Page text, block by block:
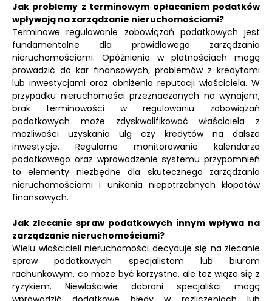
Jak problemy z terminowym opłacaniem podatków
wpływają na zarządzanie nieruchomościami?
Terminowe regulowanie zobowiązań podatkowych jest
fundamentalne dla prawidłowego zarządzania
nieruchomościami. Opóźnienia w płatnościach mogą
prowadzić do kar finansowych, problemów z kredytami
lub inwestycjami oraz obniżenia reputacji właściciela. W
przypadku nieruchomości przeznaczonych na wynajem,
brak terminowości w regulowaniu zobowiązań
podatkowych może zdyskwalifikować właściciela z
możliwości uzyskania ulg czy kredytów na dalsze
inwestycje. Regularne monitorowanie kalendarza
podatkowego oraz wprowadzenie systemu przypomnień
to elementy niezbędne dla skutecznego zarządzania
nieruchomościami i unikania niepotrzebnych kłopotów
finansowych.
Jak zlecanie spraw podatkowych innym wpływa na
zarządzanie nieruchomościami?
Wielu właścicieli nieruchomości decyduje się na zlecanie
spraw podatkowych specjalistom lub biurom
rachunkowym, co może być korzystne, ale też wiąże się z
ryzykiem. Niewłaściwie dobrani specjaliści mogą